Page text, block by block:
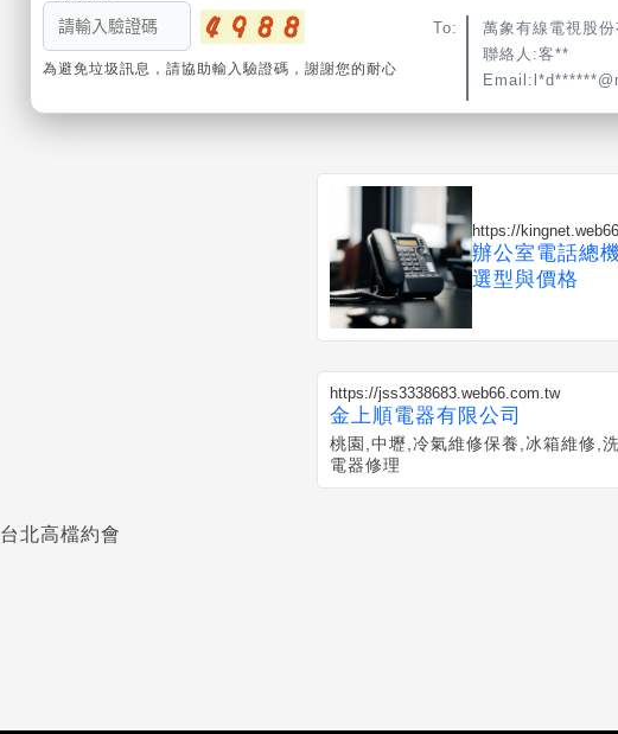
為避免垃圾訊息，請協助輸入驗證碼，謝謝您的耐心
To:
萬象有線電視股份
聯絡人:客**
https://
辦公室電話總
選型與價格
https://jss3338683.web66.com.tw
金上順電器有限公司
桃園,中壢,冷氣維修保養,冰箱維修,
電器修理
台北高檔約會